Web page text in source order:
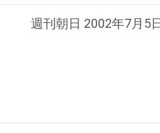
週刊朝日 2002年7月5